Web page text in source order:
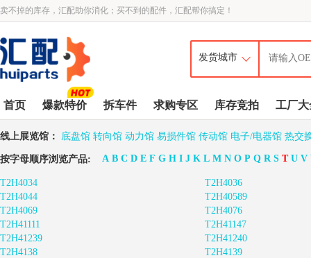
卖不掉的库存，汇配助你消化；买不到的配件，汇配帮你搞定！
首页 爆款特价 拆车件 求购专区 库存竞拍 工厂大
线上展览馆： 底盘馆 转向馆 动力馆 易损件馆 传动馆 电子/电器馆 热交
按字母顺序浏览产品: A B C D E F G H I J K L M N O P Q R S T U V
T2H4034
T2H4036
T2H4044
T2H40589
T2H4069
T2H4076
T2H41111
T2H41147
T2H41239
T2H41240
T2H4138
T2H4139